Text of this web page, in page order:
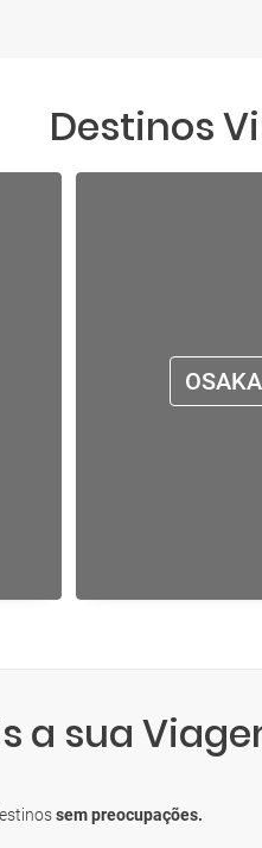
Destinos
OSAKA
a sua
sem preocupações.